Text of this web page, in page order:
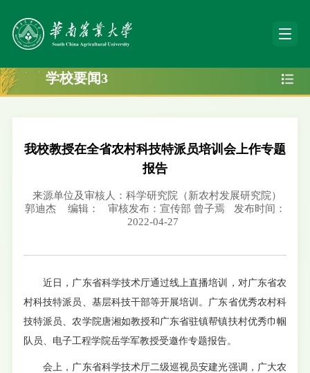
学校要闻3
我校教授在全省农村科技特派员培训会上作专题
报告
来源单位及审核人：科学研究院（新农村发展研究院）
郭迪杰
编辑： 审核发布：宣传部 曾子焉
发布时间：
2022-04-27
近日，广东省科学技术厅通过线上直播培训，对广东省农
村科技特派员、基层科技干部等开展培训。广东省优秀农村科
技特派员、农学院唐湘如教授和广东省驻镇帮镇扶村优秀巾帼
队员、电子工程学院岳学军教授受邀作专题报告。
会上，广东省科学技术厅二级巡视员安建光强调，广大农